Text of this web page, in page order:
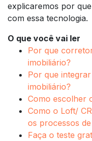
explicaremos por
com essa tecnologia.
O que você vai ler
Por que
imobiliário?
Por que
imobiliário?
Como escolher
Como o Loft/
os processos
Faça o teste